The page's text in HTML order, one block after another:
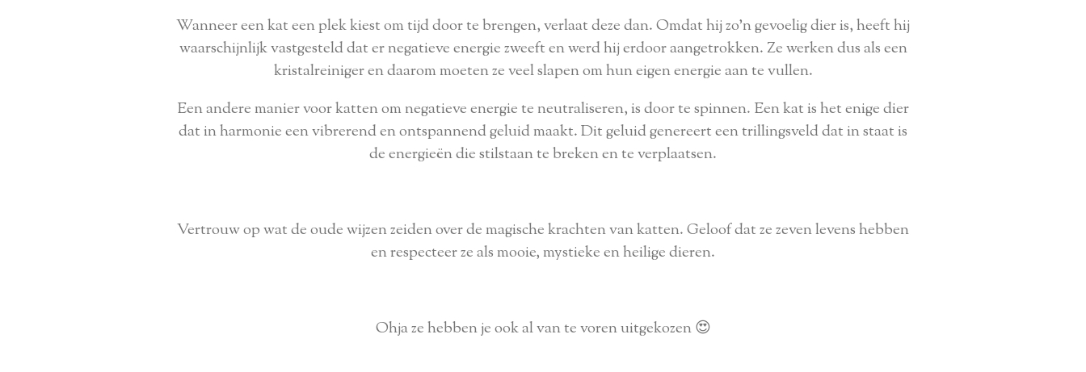
Wanneer een kat een plek kiest om tijd door te brengen, verlaat deze dan. Omdat hij zo'n gevoelig dier is, heeft hij
waarschijnlijk vastgesteld dat er negatieve energie zweeft en werd hij erdoor aangetrokken. Ze werken dus als een
kristalreiniger en daarom moeten ze veel slapen om hun eigen energie aan te vullen.
Een andere manier voor katten om negatieve energie te neutraliseren, is door te spinnen. Een kat is het enige dier
dat in harmonie een vibrerend en ontspannend geluid maakt. Dit geluid genereert een trillingsveld dat in staat is
de energieën die stilstaan te breken en te verplaatsen.
Vertrouw op wat de oude wijzen zeiden over de magische krachten van katten. Geloof dat ze zeven levens hebben
en respecteer ze als mooie, mystieke en heilige dieren.
Ohja ze hebben je ook al van te voren uitgekozen 😍